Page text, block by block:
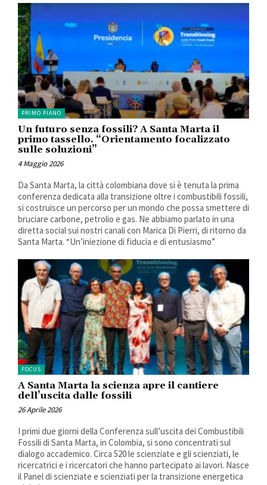
PRIMO PIANO
Un futuro senza fossili? A Santa Marta il
primo tassello. “Orientamento focalizzato
sulle soluzioni”
4 Maggio 2026
Da Santa Marta, la città colombiana dove si è tenuta la prima
conferenza dedicata alla transizione oltre i combustibili fossili,
si costruisce un percorso per un mondo che possa smettere di
bruciare carbone, petrolio e gas. Ne abbiamo parlato in una
diretta social sui nostri canali con Marica Di Pierri, di ritorno da
Santa Marta. “Un’iniezione di fiducia e di entusiasmo”
FOCUS
A Santa Marta la scienza apre il cantiere
dell’uscita dalle fossili
26 Aprile 2026
I primi due giorni della Conferenza sull’uscita dei Combustibili
Fossili di Santa Marta, in Colombia, si sono concentrati sul
dialogo accademico. Circa 520 le scienziate e gli scienziati, le
ricercatrici e i ricercatori che hanno partecipato ai lavori. Nasce
il Panel di scienziate e scienziati per la transizione energetica